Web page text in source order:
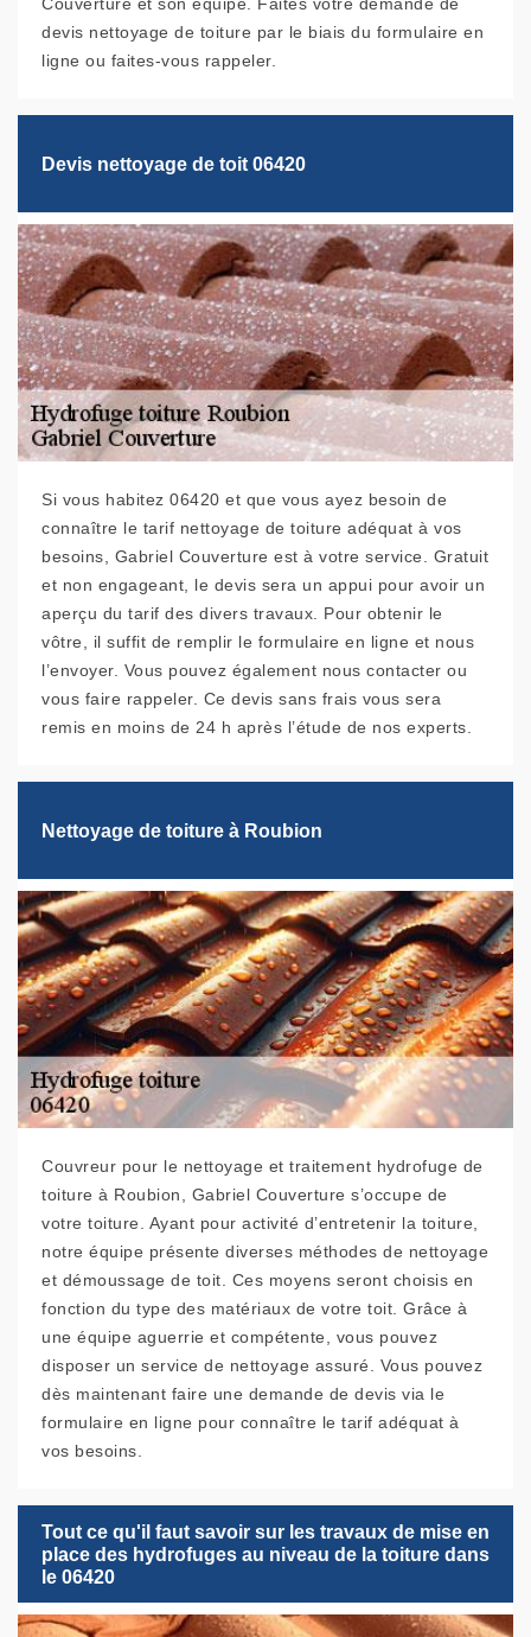
Couverture et son équipe. Faites votre demande de
devis nettoyage de toiture par le biais du formulaire en
ligne ou faites-vous rappeler.
Devis nettoyage de toit 06420
Si vous habitez 06420 et que vous ayez besoin de
connaître le tarif nettoyage de toiture adéquat à vos
besoins, Gabriel Couverture est à votre service. Gratuit
et non engageant, le devis sera un appui pour avoir un
aperçu du tarif des divers travaux. Pour obtenir le
vôtre, il suffit de remplir le formulaire en ligne et nous
l’envoyer. Vous pouvez également nous contacter ou
vous faire rappeler. Ce devis sans frais vous sera
remis en moins de 24 h après l’étude de nos experts.
Nettoyage de toiture à Roubion
Couvreur pour le nettoyage et traitement hydrofuge de
toiture à Roubion, Gabriel Couverture s’occupe de
votre toiture. Ayant pour activité d’entretenir la toiture,
notre équipe présente diverses méthodes de nettoyage
et démoussage de toit. Ces moyens seront choisis en
fonction du type des matériaux de votre toit. Grâce à
une équipe aguerrie et compétente, vous pouvez
disposer un service de nettoyage assuré. Vous pouvez
dès maintenant faire une demande de devis via le
formulaire en ligne pour connaître le tarif adéquat à
vos besoins.
Tout ce qu'il faut savoir sur les travaux de mise en
place des hydrofuges au niveau de la toiture dans
le 06420